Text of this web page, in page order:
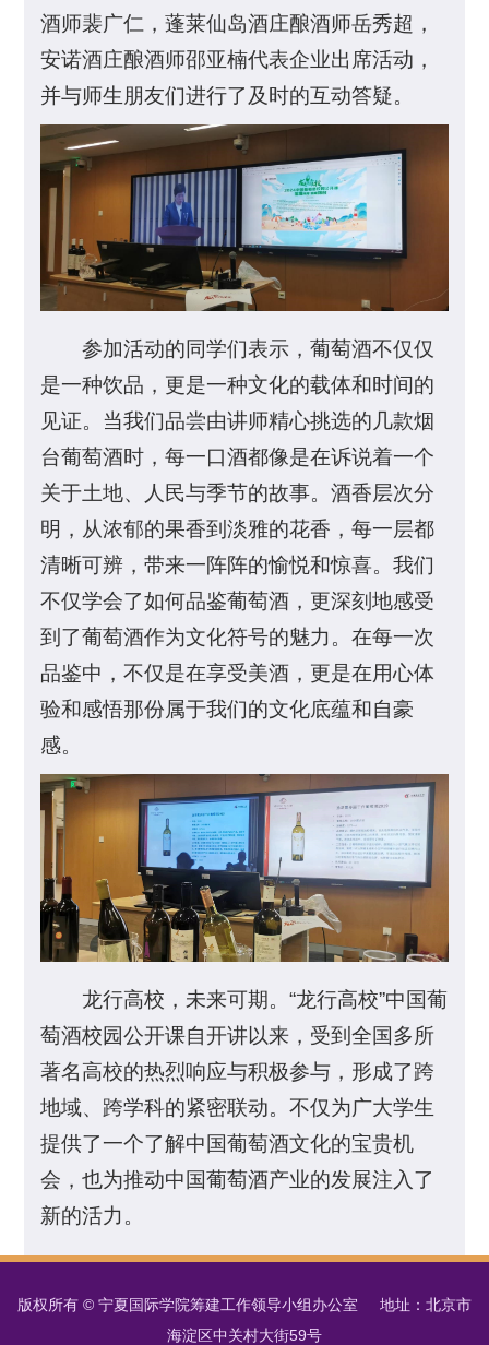
酒师裴广仁，蓬莱仙岛酒庄酿酒师岳秀超，
安诺酒庄酿酒师邵亚楠代表企业出席活动，
并与师生朋友们进行了及时的互动答疑。
参加活动的同学们表示，葡萄酒不仅仅
是一种饮品，更是一种文化的载体和时间的
见证。当我们品尝由讲师精心挑选的几款烟
台葡萄酒时，每一口酒都像是在诉说着一个
关于土地、人民与季节的故事。酒香层次分
明，从浓郁的果香到淡雅的花香，每一层都
清晰可辨，带来一阵阵的愉悦和惊喜。我们
不仅学会了如何品鉴葡萄酒，更深刻地感受
到了葡萄酒作为文化符号的魅力。在每一次
品鉴中，不仅是在享受美酒，更是在用心体
验和感悟那份属于我们的文化底蕴和自豪
感。
龙行高校，未来可期。“龙行高校”中国葡
萄酒校园公开课自开讲以来，受到全国多所
著名高校的热烈响应与积极参与，形成了跨
地域、跨学科的紧密联动。不仅为广大学生
提供了一个了解中国葡萄酒文化的宝贵机
会，也为推动中国葡萄酒产业的发展注入了
新的活力。
版权所有 © 宁夏国际学院筹建工作领导小组办公室 地址：北京市
海淀区中关村大街59号